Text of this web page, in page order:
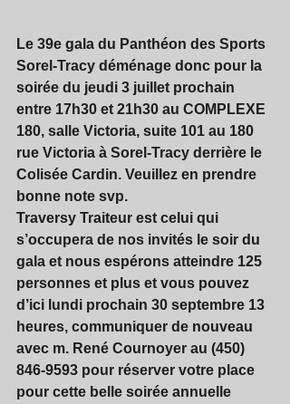
Le 39e gala du Panthéon des Sports
Sorel-Tracy déménage donc pour la
soirée du jeudi 3 juillet prochain
entre 17h30 et 21h30 au COMPLEXE
180, salle Victoria, suite 101 au 180
rue Victoria à Sorel-Tracy derrière le
Colisée Cardin. Veuillez en prendre
bonne note svp.
Traversy Traiteur est celui qui
s’occupera de nos invités le soir du
gala et nous espérons atteindre 125
personnes et plus et vous pouvez
d’ici lundi prochain 30 septembre 13
heures, communiquer de nouveau
avec m. René Cournoyer au (450)
846-9593 pour réserver votre place
pour cette belle soirée annuelle